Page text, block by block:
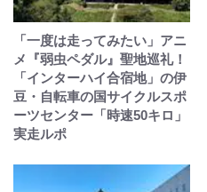
「一度は走ってみたい」アニ
メ『弱虫ペダル』聖地巡礼！
「インターハイ合宿地」の伊
豆・自転車の国サイクルスポ
ーツセンター「時速50キロ」
実走ルポ